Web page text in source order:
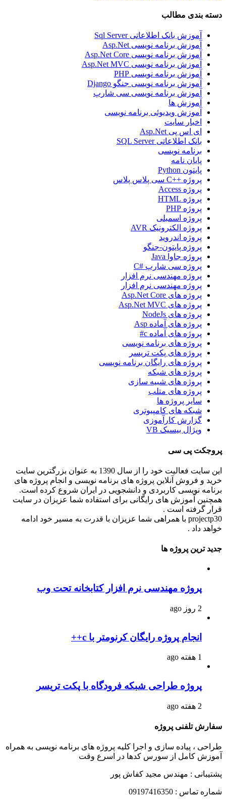
دسته بندی مطالب
آموزش بانک اطلاعاتی Sql Server
آموزش برنامه نویسی Asp.Net
آموزش برنامه نویسی Asp.Net Core
آموزش برنامه نویسی Asp.Net MVC
آموزش برنامه نویسی PHP
آموزش برنامه نویسی جنگو Django
آموزش برنامه نویسی سی شارپ
آموزش ها
آموزش ویدیوئی برنامه نویسی
اخبار سایت
ای اس پی Asp.Net
بانک اطلاعاتی SQL Server
برنامه نویسی
پایان نامه
پایتون Python
پروژه ++C سی پلاس پلاس
پروژه Access
پروژه HTML
پروژه PHP
پروژه اسمبلی
پروژه الکترونیک AVR
پروژه اندروید
پروژه پایتون-جنگو
پروژه جاوا Java
پروژه سی شارپ #C
پروژه مهندسی نرم افزار
پروژه مهندسی نرم افزار
پروژه های Asp.Net Core
پروژه های Asp.Net MVC
پروژه های NodeJs
پروژه های آماده Asp
پروژه های آماده c#
پروژه های برنامه نویسی
پروژه های پکت تریسر
پروژه های رایگان برنامه نویسی
پروژه های شبکه
پروژه های شبیه سازی
پروژه های متلب
سایر پروژه ها
شبکه های کامپیوتری
گزارش کارآموزی
ویژال بیسیک VB
پروجکت پی سی
این سایت فعالیت خود را از سال 1390 به عنوان بزرگترین سایت
خرید و فروش آنلاین پروژه های برنامه نویسی و انجام پروژه های
برنامه نویسی کاربردی و دانشجویی در ایران شروع کرده است.
همچنین آموزش های رایگانی برای استفاده شما عزیزان در سایت
قرار گرفته است .
projectp30 با همراهی شما عزیزان با قدرت به مسیر خود ادامه
خواهد داد .
جدید ترین پروژه ها
پروژه مهندسی نرم افزار کتابخانه تحت وب
2 روز ago
انجام پروژه رایگان کرنومتر با c++
1 هفته ago
پروژه طراحی شبکه فرودگاه با پکت تریسر
2 هفته ago
سفارش تلفنی پروژه
طراحی ، پیاده سازی و اجرا کلیه پروژه های برنامه نویسی به همراه
آموزش کامل از سورس کدها در اسرع وقت
پشتیبانی : مهندس مجید کفاش پور
شماره تماس : 09197416350